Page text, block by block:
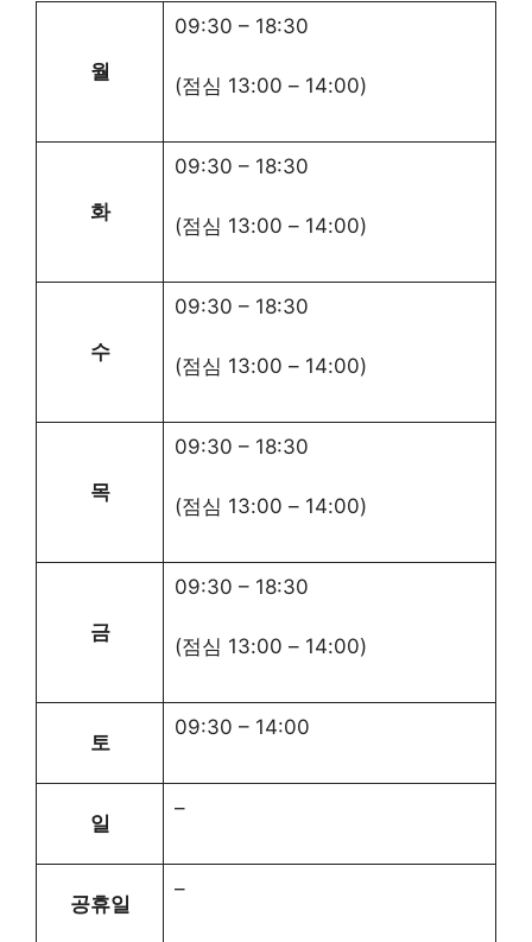
월
09:30 – 18:30
(점심 13:00 – 14:00)
화
09:30 – 18:30
(점심 13:00 – 14:00)
수
09:30 – 18:30
(점심 13:00 – 14:00)
목
09:30 – 18:30
(점심 13:00 – 14:00)
금
09:30 – 18:30
(점심 13:00 – 14:00)
토
09:30 – 14:00
일
–
공휴일
–